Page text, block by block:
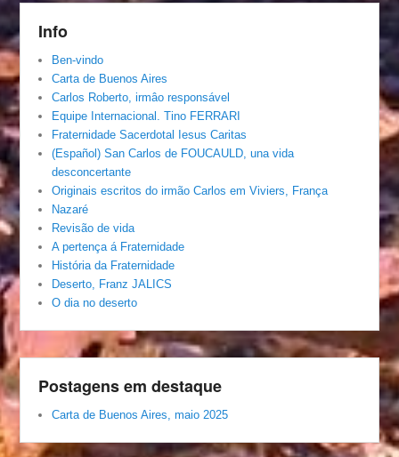
Info
Ben-vindo
Carta de Buenos Aires
Carlos Roberto, irmâo responsável
Equipe Internacional. Tino FERRARI
Fraternidade Sacerdotal Iesus Caritas
(Español) San Carlos de FOUCAULD, una vida
desconcertante
Originais escritos do irmão Carlos em Viviers, França
Nazaré
Revisão de vida
A pertença á Fraternidade
História da Fraternidade
Deserto, Franz JALICS
O dia no deserto
Postagens em destaque
Carta de Buenos Aires, maio 2025